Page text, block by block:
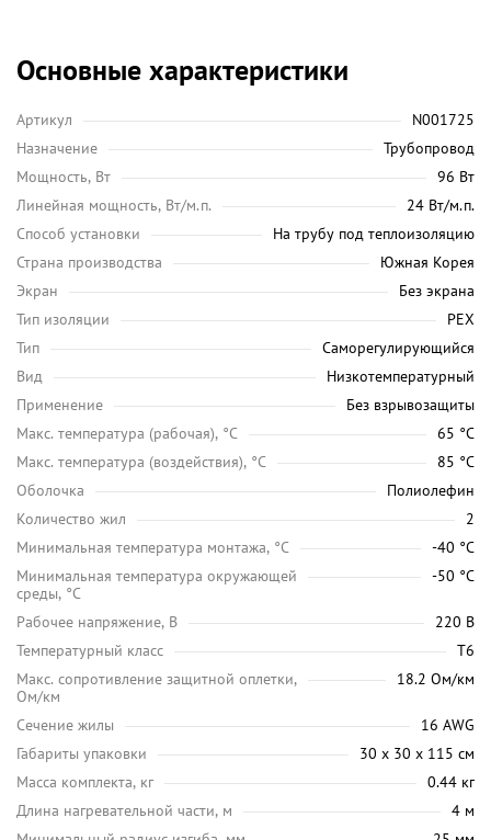
Основные характеристики
Артикул
N001725
Назначение
Трубопровод
Мощность, Вт
96 Вт
Линейная мощность, Вт/м.п.
24 Вт/м.п.
Способ установки
На трубу под теплоизоляцию
Страна производства
Южная Корея
Экран
Без экрана
Тип изоляции
PEX
Тип
Саморегулирующийся
Вид
Низкотемпературный
Применение
Без взрывозащиты
Maкс. температура (рабочая), °C
65 °C
Макс. температура (воздействия), °C
85 °C
Оболочка
Полиолефин
Количество жил
2
Минимальная температура монтажа, °C
-40 °C
Минимальная температура окружающей
среды, °C
-50 °C
Рабочее напряжение, В
220 В
Температурный класс
Т6
Макс. сопротивление защитной оплетки,
Ом/км
18.2 Ом/км
Сечение жилы
16 AWG
Габариты упаковки
30 х 30 х 115 см
Масса комплекта, кг
0.44 кг
Длина нагревательной части, м
4 м